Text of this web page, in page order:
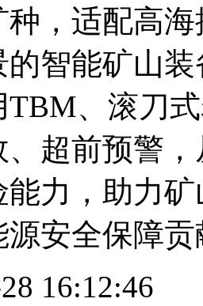
种，适配高
的智能矿山
TBM、滚刀
、超前预警
能力，助力
源安全保障
16:12:46